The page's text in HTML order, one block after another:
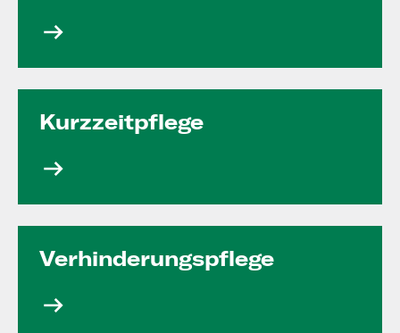
Kurzzeit­pflege
Verhinde­rungs­pflege